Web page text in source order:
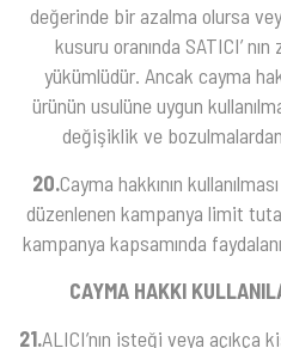
değerinde bir azalma olursa
kusuru oranında SATICI’
yükümlüdür. Ancak cayma
ürünün usulüne uygun
değişiklik ve
20.Cayma hakkının
düzenlenen kampanya limit
kampanya kapsamında
CAYMA HAKKI
21.ALICI’nın isteği veya açıkça